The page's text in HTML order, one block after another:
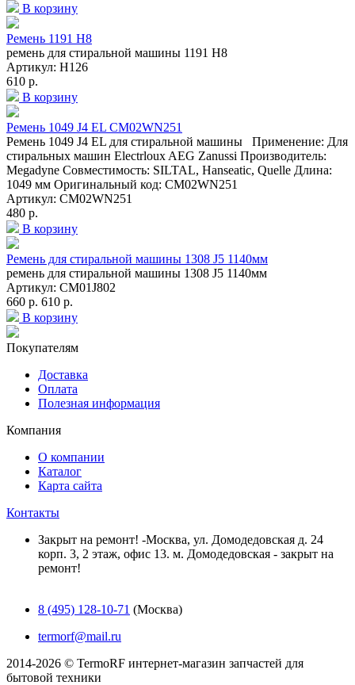
В корзину
Ремень 1191 H8
ремень для стиральной машины 1191 H8
Артикул: H126
610 р.
В корзину
Ремень 1049 J4 EL CM02WN251
Ремень 1049 J4 EL для стиральной машины Применение: Для
стиральных машин Electrloux AEG Zanussi Производитель:
Megadyne Совместимость: SILTAL, Hanseatic, Quelle Длина:
1049 мм Оригинальный код: CM02WN251
Артикул: CM02WN251
480 р.
В корзину
Ремень для стиральной машины 1308 J5 1140мм
ремень для стиральной машины 1308 J5 1140мм
Артикул: СМ01J802
660 р. 610 р.
В корзину
Покупателям
Доставка
Оплата
Полезная информация
Компания
О компании
Каталог
Карта сайта
Контакты
Закрыт на ремонт! -Москва, ул. Домодедовская д. 24
корп. 3, 2 этаж, офис 13. м. Домодедовская - закрыт на
ремонт!
8 (495) 128-10-71 (Москва)
termorf@mail.ru
2014-2026 © TermoRF интернет-магазин запчастей для
бытовой техники